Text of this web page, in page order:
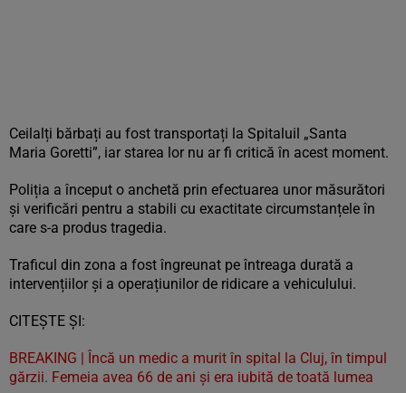
Ceilalți bărbați au fost transportați la Spitaluil „Santa
Maria Goretti”, iar starea lor nu ar fi critică în acest moment.
Poliția a început o anchetă prin efectuarea unor măsurători
și verificări pentru a stabili cu exactitate circumstanțele în
care s-a produs tragedia.
Traficul din zona a fost îngreunat pe întreaga durată a
intervențiilor și a operațiunilor de ridicare a vehiculului.
CITEȘTE ȘI:
BREAKING | Încă un medic a murit în spital la Cluj, în timpul
gărzii. Femeia avea 66 de ani și era iubită de toată lumea